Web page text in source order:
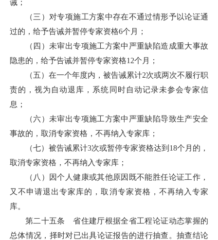
诫；
（三）对专项施工方案中存在不通过情形予以论证通
过的，给予告诫并暂停专家资格6个月；
（四）未审出专项施工方案中严重缺陷造成重大事故
隐患的，给予告诫并暂停专家资格12个月；
（五）在一个年度内，被告诫累计2次或两次不履行职
责的，视为自动退库，系统同时自动记录未参会专家信
息；
（六）未审出专项施工方案中严重缺陷导致生产安全
事故的，取消专家资格，不再纳入专家库；
（七）被告诫累计3次或暂停专家资格达到18个月的，
取消专家资格，不再纳入专家库；
（八）因个人健康或其他原因既不能胜任论证工作，
又不申请退出专家库的，取消专家资格，不再纳入专家
库。
第二十五条 省住建厅根据全省工程论证动态掌握的
总体情况，择时对已出具论证报告的进行抽查。抽查结论